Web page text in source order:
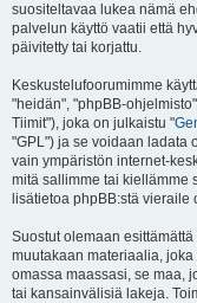
suositeltavaa lukea nämä
palvelun käyttö vaatii että
päivitetty tai korjattu.
Keskustelufoorumimme
"heidän", "phpBB-
Tiimit"), joka on julkaistu "
"GPL") ja se voidaan ladata
vain ympäristön internet-
mitä sallimme tai kiellämme
lisätietoa phpBB:stä vieraile
Suostut olemaan
muutakaan materiaalia,
omassa maassasi, se maa,
tai kansainvälisiä lakeja.